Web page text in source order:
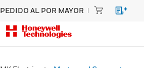
PEDIDO AL POR MAYOR